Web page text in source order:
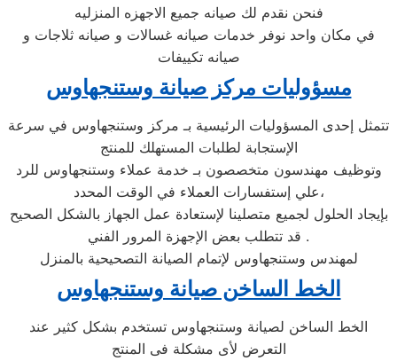
فنحن نقدم لك صيانه جميع الاجهزه المنزليه
في مكان واحد نوفر خدمات صيانه غسالات و صيانه ثلاجات و
صيانه تكييفات
مسؤوليات مركز صيانة وستنجهاوس
تتمثل إحدى المسؤوليات الرئيسية بـ مركز وستنجهاوس في سرعة
الإستجابة لطلبات المستهلك للمنتج
وتوظيف مهندسون متخصصون بـ خدمة عملاء وستنجهاوس للرد
علي إستفسارات العملاء في الوقت المحدد،
بإيجاد الحلول لجميع متصلينا لإستعادة عمل الجهاز بالشكل الصحيح
. قد تتطلب بعض الإجهزة المرور الفني
لمهندس وستنجهاوس لإتمام الصيانة التصحيحية بالمنزل
الخط الساخن صيانة وستنجهاوس
الخط الساخن لصيانة وستنجهاوس تستخدم بشكل كثير عند
التعرض لأى مشكلة فى المنتج